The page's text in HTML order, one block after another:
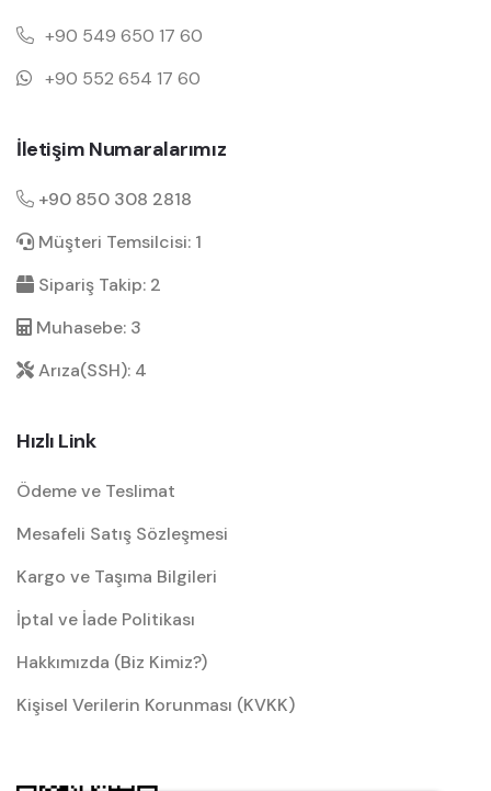
+90 549 650 17 60
+90 552 654 17 60
İletişim Numaralarımız
+90 850 308 2818
Müşteri Temsilcisi: 1
Sipariş Takip: 2
Muhasebe: 3
Arıza(SSH): 4
Hızlı Link
Ödeme ve Teslimat
Mesafeli Satış Sözleşmesi
Kargo ve Taşıma Bilgileri
İptal ve İade Politikası
Hakkımızda (Biz Kimiz?)
Kişisel Verilerin Korunması (KVKK)